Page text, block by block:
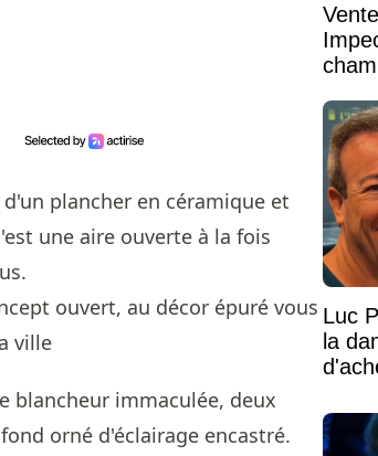
plancher en céramique et
une aire ouverte à la fois
blancheur immaculée, deux
orné d'éclairage encastré.
Luc
la